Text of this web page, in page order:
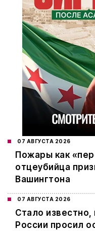
07 АВГУСТА 2026
Пожары как
отцеубийца
Вашингтона
07 АВГУСТА 2026
Стало известно,
России просил